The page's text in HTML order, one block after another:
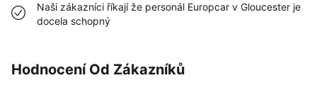
Naši zákazníci říkají že personál Europcar v Gloucester je
docela schopný
Hodnocení Od Zákazníků